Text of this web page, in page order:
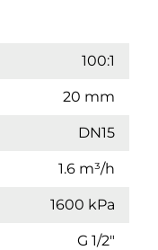
100:1
20 mm
DN15
1.6 m³/h
1600 kPa
G 1/2"